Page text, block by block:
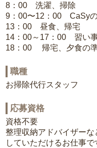
8：00 洗濯、掃除
9：00〜12：00 CaSy
13：00 昼食、帰宅
14：00～17：00 習い
18：00 帰宅、夕食の
職種
お掃除代行スタッフ
応募資格
資格不要
整理収納アドバイザー
していただけるお仕事で